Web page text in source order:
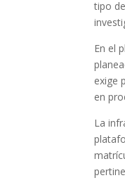
tipo
En el
exige
en
La